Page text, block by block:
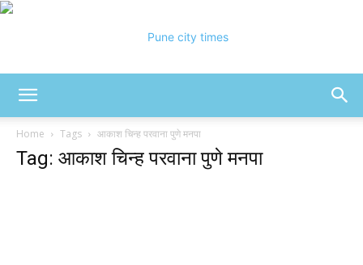
Home Tags आकाश चिन्ह परवाना पुणे मनपा
Tag: आकाश चिन्ह परवाना पुणे मनपा